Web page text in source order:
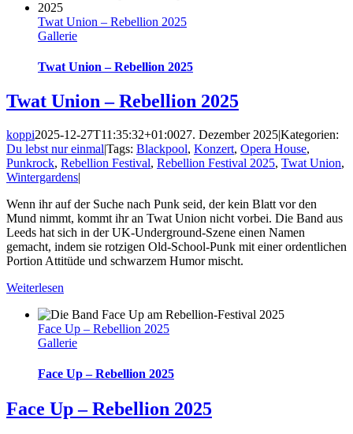
Twat Union – Rebellion 2025
Gallerie
Twat Union – Rebellion 2025
Twat Union – Rebellion 2025
koppi2025-12-27T11:35:32+01:0027. Dezember 2025|Kategorien:
Du lebst nur einmal|Tags: Blackpool, Konzert, Opera House,
Punkrock, Rebellion Festival, Rebellion Festival 2025, Twat Union,
Wintergardens|
Wenn ihr auf der Suche nach Punk seid, der kein Blatt vor den
Mund nimmt, kommt ihr an Twat Union nicht vorbei. Die Band aus
Leeds hat sich in der UK-Underground-Szene einen Namen
gemacht, indem sie rotzigen Old-School-Punk mit einer ordentlichen
Portion Attitüde und schwarzem Humor mischt.
Weiterlesen
Face Up – Rebellion 2025
Gallerie
Face Up – Rebellion 2025
Face Up – Rebellion 2025